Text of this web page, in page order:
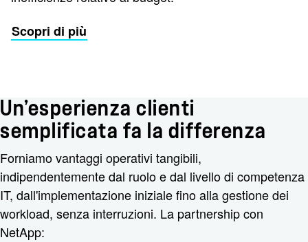
Scopri di più
Un’esperienza clienti
semplificata fa la differenza
Forniamo vantaggi operativi tangibili,
indipendentemente dal ruolo e dal livello di competenza
IT, dall'implementazione iniziale fino alla gestione dei
workload, senza interruzioni. La partnership con
NetApp: